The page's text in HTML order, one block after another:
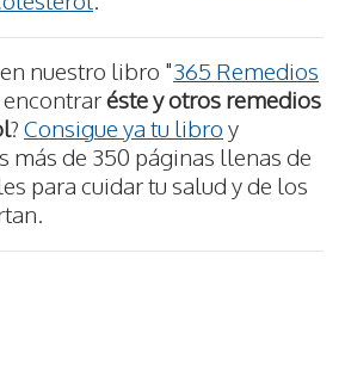
nuestro libro "365 Remedios
encontraréste y otros remedios
? Consigue ya tu libro y
más de 350 páginas llenas de
para cuidar tu salud y de los